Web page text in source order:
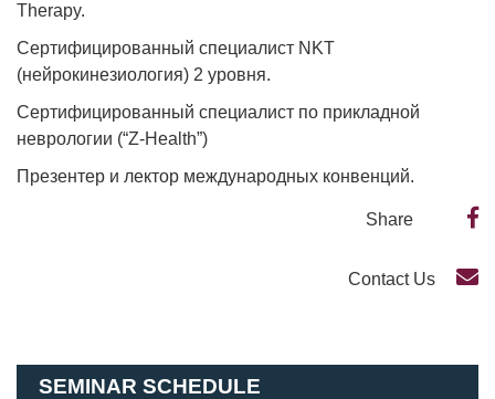
Therapy.
Сертифицированный специалист NKT
(нейрокинезиология) 2 уровня.
Сертифицированный специалист по прикладной
неврологии (“Z-Health”)
Презентер и лектор международных конвенций.
Share
Contact Us
SEMINAR SCHEDULE